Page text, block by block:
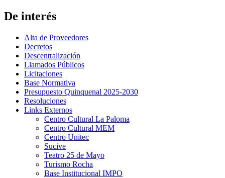
De interés
Alta de Proveedores
Decretos
Descentralización
Llamados Públicos
Licitaciones
Base Normativa
Presupuesto Quinquenal 2025-2030
Resoluciones
Links Externos
Centro Cultural La Paloma
Centro Cultural MEM
Centro Unitec
Sucive
Teatro 25 de Mayo
Turismo Rocha
Base Institucional IMPO